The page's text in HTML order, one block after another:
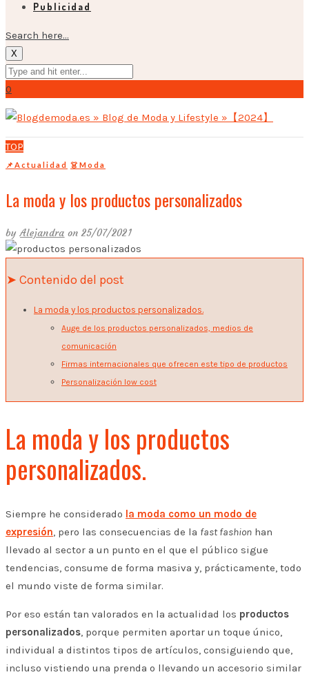
Publicidad
Search here...
X
0
TOP
📌Actualidad 👗Moda
La moda y los productos personalizados
byAlejandra on 25/07/2021
➤ Contenido del post
La moda y los productos personalizados.
Auge de los productos personalizados, medios de
comunicación
Firmas internacionales que ofrecen este tipo de productos
Personalización low cost
La moda y los productos
personalizados.
Siempre he considerado la moda como un modo de
expresión, pero las consecuencias de la fast fashion han
llevado al sector a un punto en el que el público sigue
tendencias, consume de forma masiva y, prácticamente, todo
el mundo viste de forma similar.
Por eso están tan valorados en la actualidad los productos
personalizados, porque permiten aportar un toque único,
individual a distintos tipos de artículos, consiguiendo que,
incluso vistiendo una prenda o llevando un accesorio similar